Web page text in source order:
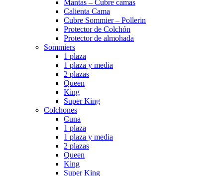
Mantas – Cubre camas
Calienta Cama
Cubre Sommier – Pollerin
Protector de Colchón
Protector de almohada
Sommiers
1 plaza
1 plaza y media
2 plazas
Queen
King
Super King
Colchones
Cuna
1 plaza
1 plaza y media
2 plazas
Queen
King
Super King